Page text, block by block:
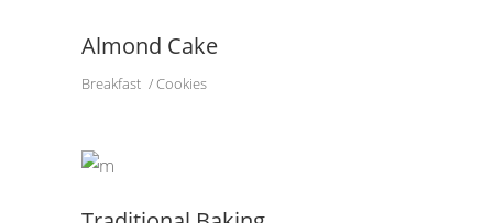
Almond Cake
Breakfast Cookies